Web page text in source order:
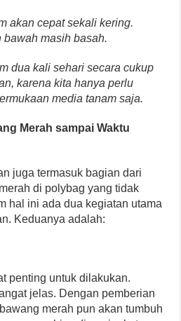
akan cepat sekali kering.
masih basah.
dua kali sehari secara cukup
karena kita hanya perlu
media tanam saja.
Merah sampai Waktu
juga termasuk bagian dari
di polybag yang tidak
hal ini ada dua kegiatan utama
Keduanya adalah:
penting untuk dilakukan.
jelas. Dengan pemberian
merah pun akan tumbuh